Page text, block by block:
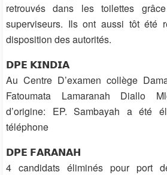
retrouvés dans les toilettes
superviseurs. Ils ont aussi tôt été
disposition des autorités.
𝗗𝗣𝗘 𝗞𝗜𝗡𝗗𝗜𝗔
Au Centre D’examen collège
Fatoumata Lamaranah Diallo
d’origine: EP. Sambayah a été
téléphone
𝗗𝗣𝗘 𝗙𝗔𝗥𝗔𝗡𝗔𝗛
4 candidats éliminés pour port